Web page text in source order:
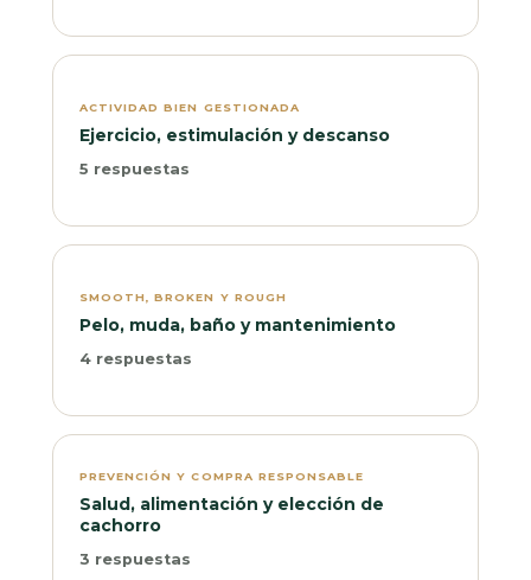
ACTIVIDAD BIEN GESTIONADA
Ejercicio, estimulación y descanso
5 respuestas
SMOOTH, BROKEN Y ROUGH
Pelo, muda, baño y mantenimiento
4 respuestas
PREVENCIÓN Y COMPRA RESPONSABLE
Salud, alimentación y elección de
cachorro
3 respuestas